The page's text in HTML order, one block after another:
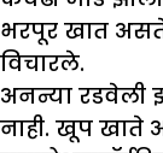
भरपूर खात
विचारले.
अनन्या रडवेली
नाही. खूप खाते